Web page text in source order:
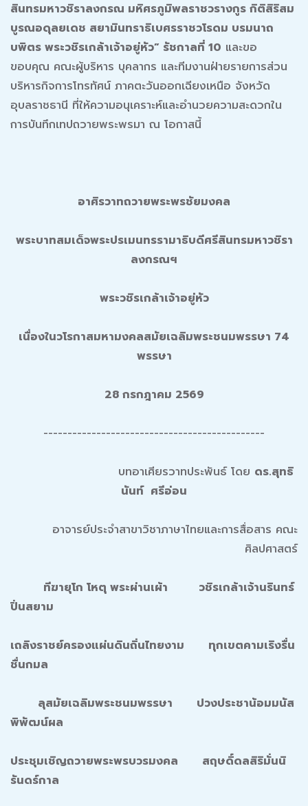
สินทรมหาวชิราลงกรณ มหิศรภูมิพลราชวรางกูร กิติสิริสม
บูรณอดุลยเดช สยามินทราธิเบศรราชวโรดม บรมนาถ
บพิตร พระวชิรเกล้าเจ้าอยู่หัว” รัชกาลที่ 10 และขอ
ขอบคุณ คณะผู้บริหาร บุคลากร และทีมงานฝ่ายรายการส่วน
บริหารกิจการโทรทัศน์ ภาคตะวันออกเฉียงเหนือ จังหวัด
อุบลราชธานี ที่ให้ความอนุเคราะห์และอำนวยความสะดวกใน
การบันทึกเทปถวายพระพรมา ณ โอกาสนี้
อาศิรวาทถวายพระพรชัยมงคล
พระบาทสมเด็จพระปรเมนทรรามาธิบดีศรีสินทรมหาวชิรา
ลงกรณฯ
พระวชิรเกล้าเจ้าอยู่หัว
เนื่องในวโรกาสมหามงคลสมัยเฉลิมพระชนมพรรษา 74
พรรษา
28 กรกฎาคม 2569
----------------------------------------------
บทอาเศียรวาทประพันธ์ โดย ดร.สุทธิ
นันท์ ศรีอ่อน
อาจารย์ประจำสาขาวิชาภาษาไทยและการสื่อสาร คณะ
ศิลปศาสตร์
ทีฆายุโก โหตุ พระผ่านเผ้า วชิรเกล้าเจ้านรินทร์
ปิ่นสยาม
เถลิงราชย์ครองแผ่นดินถิ่นไทยงาม ทุกเขตคามเริงรื่น
ชื่นกมล
ลุสมัยเฉลิมพระชนมพรรษา ปวงประชาน้อมมนัส
พิพัฒน์ผล
ประชุมเชิญถวายพระพรบวรมงคล สฤษดิ์ดลสิริมั่นนิ
รันดร์กาล